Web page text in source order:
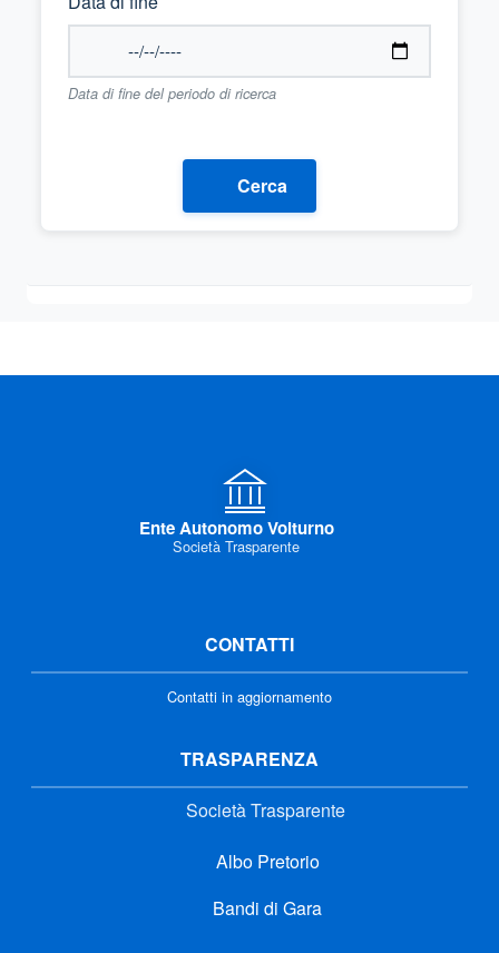
Data di fine del periodo di ricerca
Cerca
Ente Autonomo Volturno
Società Trasparente
CONTATTI
Contatti in aggiornamento
TRASPARENZA
Società Trasparente
Albo Pretorio
Bandi di Gara